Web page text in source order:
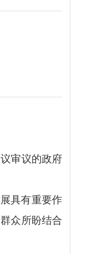
审议的政府
具有重要作
众所盼结合